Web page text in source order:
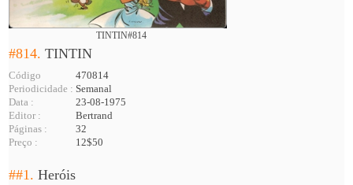
TINTIN#814
#814.TINTIN
Código
470814
Periodicidade : Semanal
Data :
23-08-1975
Editor :
Bertrand
Páginas :
32
Preço :
12$50
##1.Heróis